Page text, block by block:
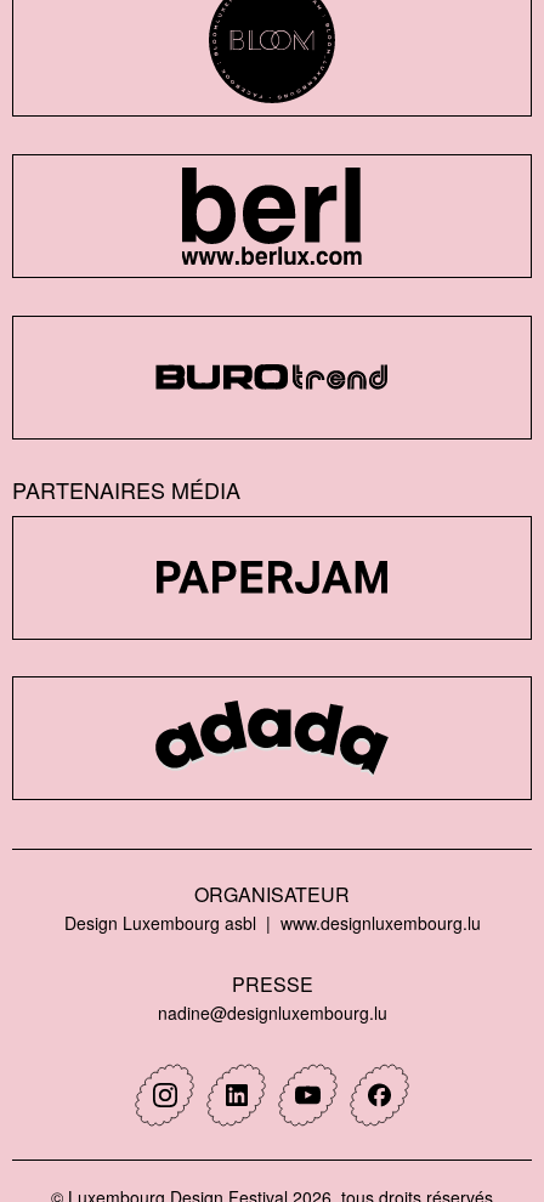
PARTENAIRES MÉDIA
ORGANISATEUR
Design Luxembourg asbl www.designluxembourg.lu
PRESSE
nadine@designluxembourg.lu
InstagramLinkedinYoutubeFacebook